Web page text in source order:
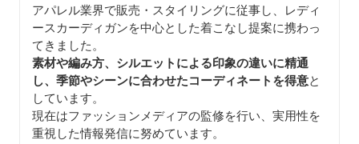
アパレル業界で販売・スタイリングに従事し、レディ
ースカーディガンを中心とした着こなし提案に携わっ
てきました。
素材や編み方、シルエットによる印象の違いに精通
し、季節やシーンに合わせたコーディネートを得意と
しています。
現在はファッションメディアの監修を行い、実用性を
重視した情報発信に努めています。